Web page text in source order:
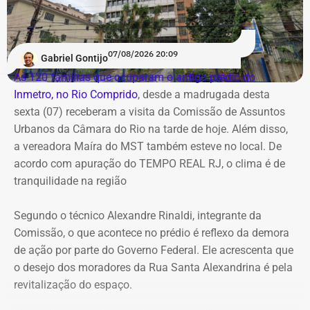
Já no domingo (9), o vento volta a ganhar força. A
previsão aponta rajadas entre 50 km/h e 70 km/h em
todo o estado do Rio. O aumento está associado à
chegada de uma nova frente fria, que avança pelo
Sudeste.
Na cidade do Rio, o domingo será mais quente, com
mínima prevista de 21°C e máxima de 36°C. A previsão
indica sol entre nuvens durante o dia, com aumento da
nebulosidade e possibilidade de pancadas de chuva à
A mudança ocorre com o afastamento da frente fria que
atuou sobre o estado e a aproximação de um novo
sistema.
Gabriel Gontijo07/08/2026 20:09
As 120 famílias que ocuparam o antigo prédio do
Inmetro, no Rio Comprido, desde a madrugada desta
sexta (07) receberam a visita da Comissão de Assuntos
Urbanos da Câmara do Rio na tarde de hoje. Além disso,
a vereadora Maíra do MST também esteve no local. De
acordo com apuração do TEMPO REAL RJ, o clima é de
tranquilidade na região
Segundo o técnico Alexandre Rinaldi, integrante da
Comissão, o que acontece no prédio é reflexo da demora
de ação por parte do Governo Federal. Ele acrescenta que
o desejo dos moradores da Rua Santa Alexandrina é pela
revitalização do espaço.